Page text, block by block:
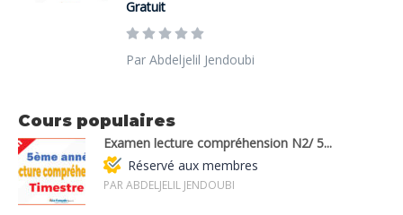
Gratuit
Par Abdeljelil Jendoubi
Cours populaires
Examen lecture compréhension N2/ 5...
Réservé aux membres
PAR ABDELJELIL JENDOUBI